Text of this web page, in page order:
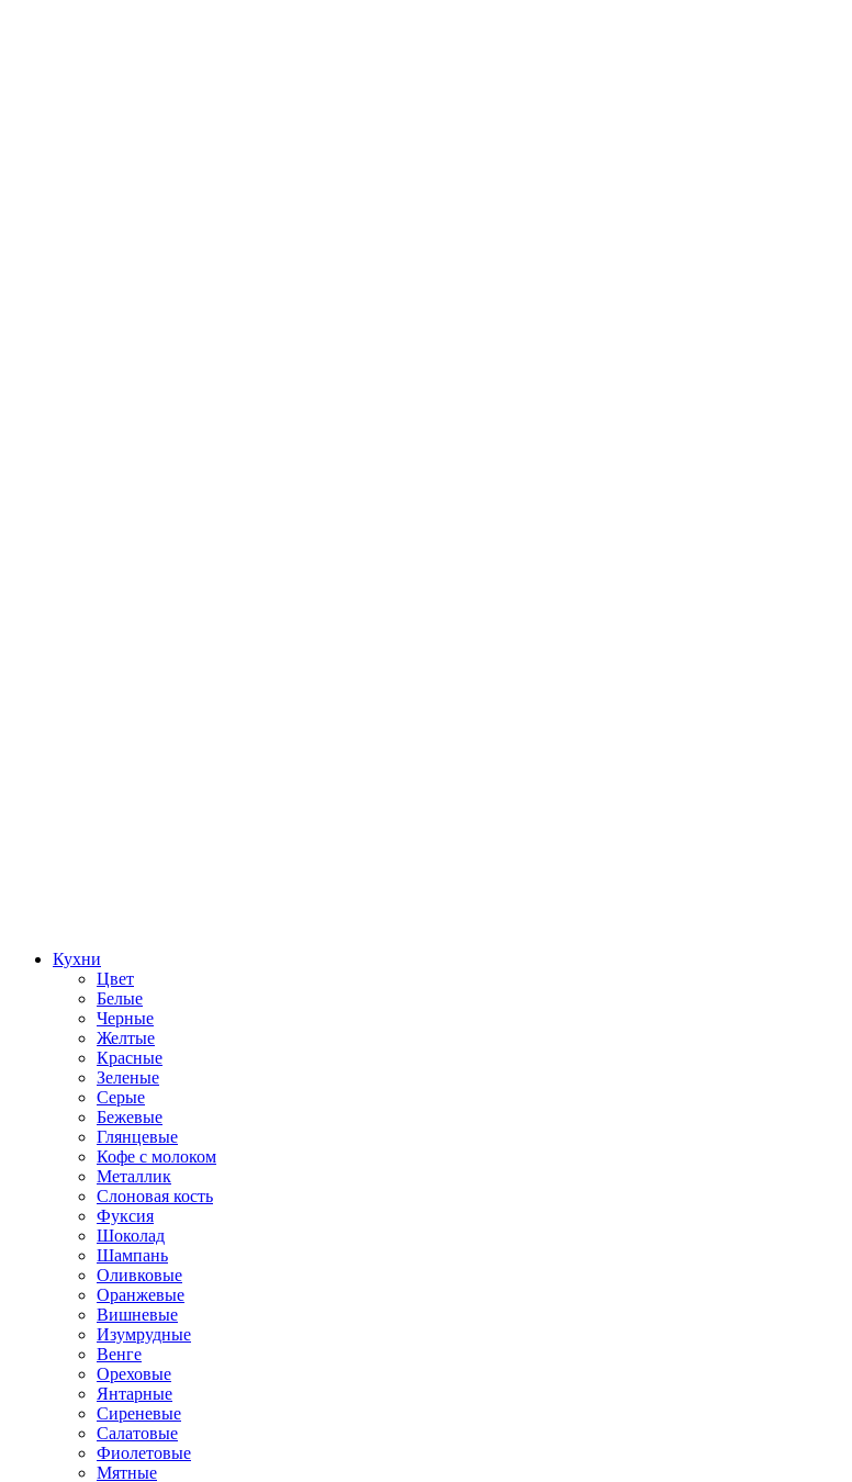
Кухни
Цвет
Белые
Черные
Желтые
Красные
Зеленые
Серые
Бежевые
Глянцевые
Кофе с молоком
Металлик
Слоновая кость
Фуксия
Шоколад
Шампань
Оливковые
Оранжевые
Вишневые
Изумрудные
Венге
Ореховые
Янтарные
Сиреневые
Салатовые
Фиолетовые
Мятные